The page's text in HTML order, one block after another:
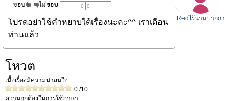
Redไร้นามปากกา
0 0
โปรดอย่าใช้คำหยาบใต้เรื่องนะคะ^^ เราเตือน
ท่านแล้ว
โหวต
เนื้อเรื่องมีความน่าสนใจ
0 /10
ความถูกต้องในการใช้ภาษา